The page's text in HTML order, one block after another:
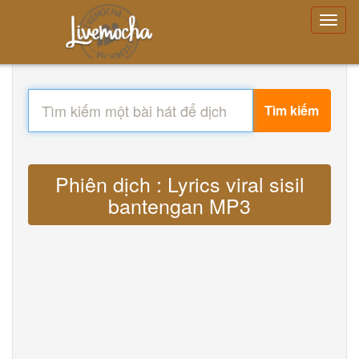
Tìm kiếm
Phiên dịch : Lyrics viral sisil
bantengan MP3